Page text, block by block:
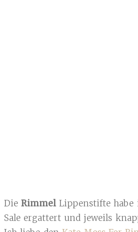
DieRimmel Lippenstifte
Sale ergattert und jeweils